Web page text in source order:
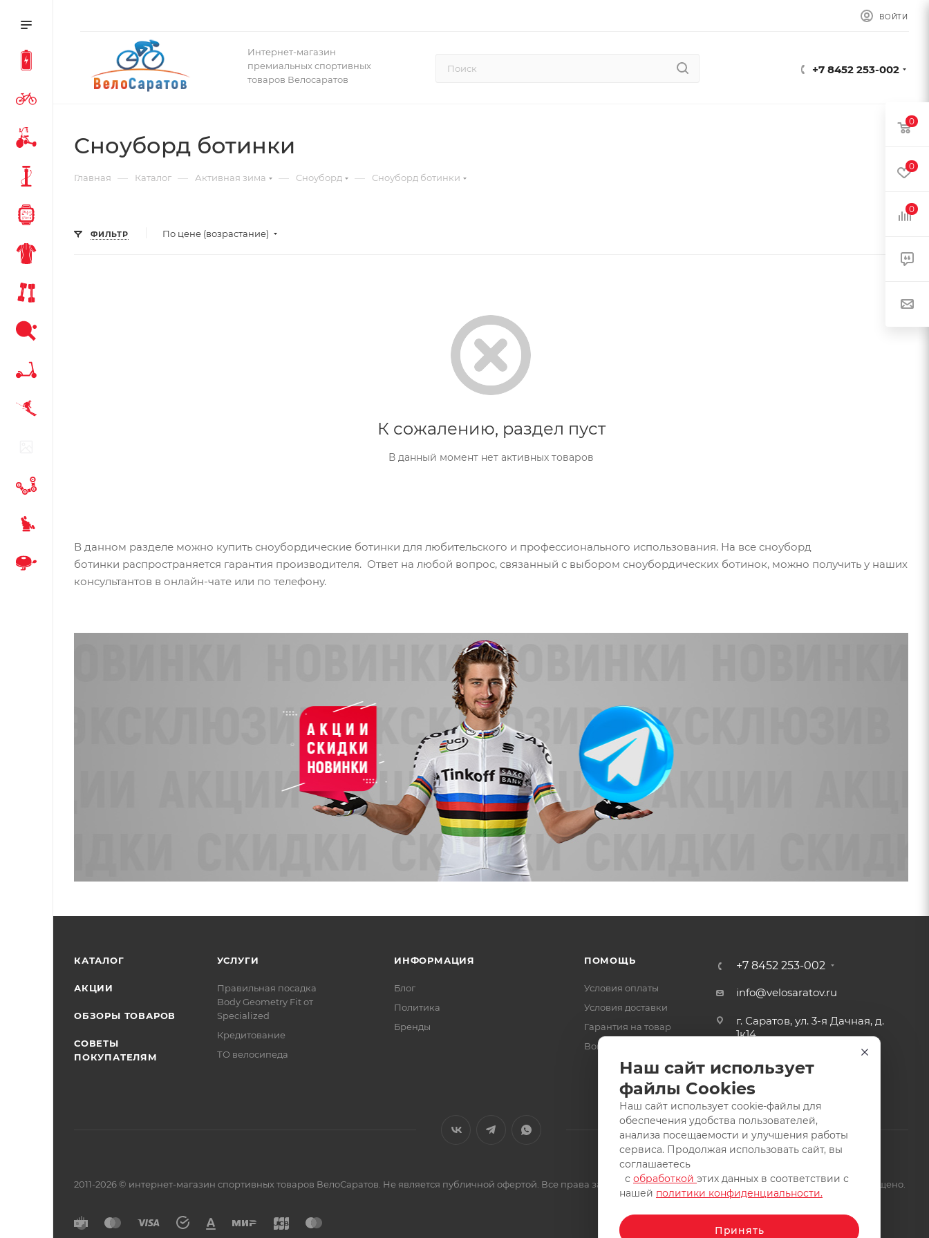
ВОЙТИ
Интернет-магазин
премиальных спортивных
товаров Велосаратов
+7 8452 253-002
Сноуборд ботинки
Главная — Каталог — Активная зима — Сноуборд — Сноуборд ботинки
ФИЛЬТР По цене (возрастание)
К сожалению, раздел пуст
В данный момент нет активных товаров
В данном разделе можно купить сноубордические ботинки для любительского и профессионального использования. На все сноуборд
ботинки распространяется гарантия производителя. Ответ на любой вопрос, связанный с выбором сноубордических ботинок, можно получить у наших
консультантов в онлайн-чате или по телефону.
КАТАЛОГ
АКЦИИ
ОБЗОРЫ ТОВАРОВ
СОВЕТЫ
ПОКУПАТЕЛЯМ
УСЛУГИ
Правильная посадка
Body Geometry Fit от
Specialized
Кредитование
ТО велосипеда
ИНФОРМАЦИЯ
Блог
Политика
Бренды
ПОМОЩЬ
Условия оплаты
Условия доставки
Гарантия на товар
Вопрос-ответ
+7 8452 253-002
info@velosaratov.ru
г. Саратов, ул. 3-я Дачная, д.
1к14
2011-2026 © интернет-магазин спортивных товаров ВелоСаратов. Не является публичной офертой. Все права защищены. Заимствование материалов и фотографий запрещено.
Наш сайт использует
файлы Cookies
Наш сайт использует cookie-файлы для
обеспечения удобства пользователей,
анализа посещаемости и улучшения работы
сервиса. Продолжая использовать сайт, вы
соглашаетесь
с обработкой этих данных в соответствии с
нашей политики конфиденциальности.
Принять
0
0
0